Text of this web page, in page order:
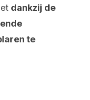
dankzij de
te